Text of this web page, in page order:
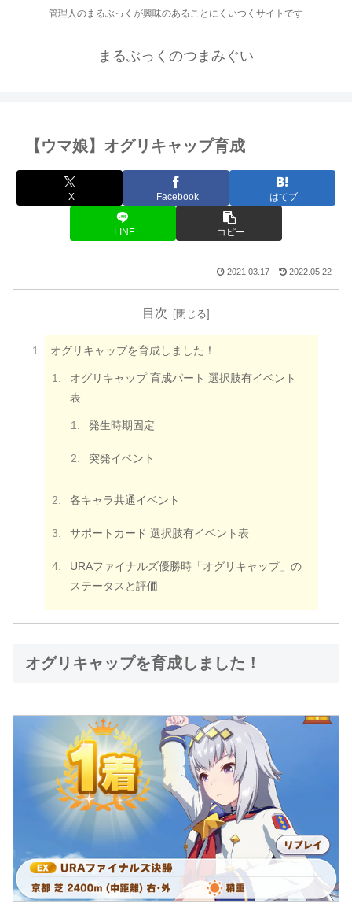
管理人のまるぶっくが興味のあることにくいつくサイトです
まるぶっくのつまみぐい
【ウマ娘】オグリキャップ育成
X Facebook はてブ
LINE コピー
2021.03.17 2022.05.22
目次
オグリキャップを育成しました！
オグリキャップ 育成パート 選択肢有イベント
表
発生時期固定
突発イベント
各キャラ共通イベント
サポートカード 選択肢有イベント表
URAファイナルズ優勝時「オグリキャップ」の
ステータスと評価
オグリキャップを育成しました！